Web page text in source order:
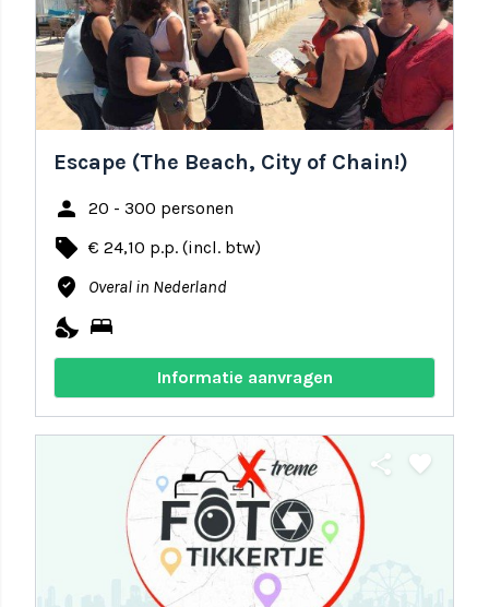
Escape (The Beach, City of Chain!)
person 20 - 300 personen
local_offer € 24,10 p.p. (incl. btw)
where_to_vote Overal in Nederland
nights_stay bed
Informatie aanvragen
share favorite